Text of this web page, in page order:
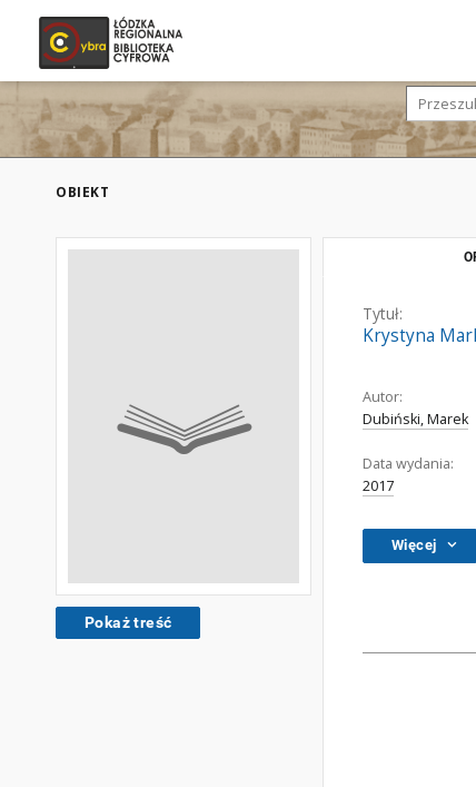
OBIEKT
Pokaż treść
Tytuł:
Krystyna
Autor:
Dubiński, Marek
Data wydania:
2017
Więcej